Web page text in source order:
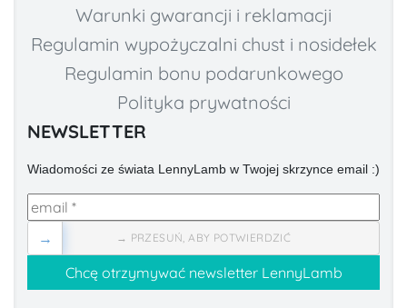
Warunki gwarancji i reklamacji
Regulamin wypożyczalni chust i nosidełek
Regulamin bonu podarunkowego
Polityka prywatności
NEWSLETTER
Wiadomości ze świata LennyLamb w Twojej skrzynce email :)
→ PRZESUŃ, ABY POTWIERDZIĆ
→